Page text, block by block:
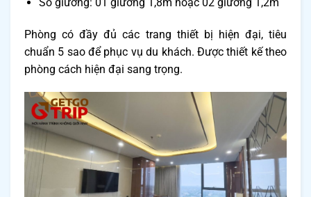
Phòng có đầy đủ các trang thiết bị hiện đại, tiêu
chuẩn 5 sao để phục vụ du khách. Được thiết kế theo
phòng cách hiện đại sang trọng.